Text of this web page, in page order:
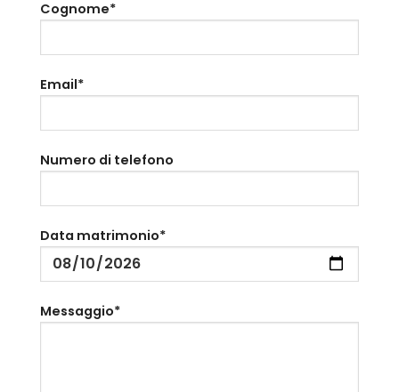
Cognome*
Email*
Numero di telefono
Data matrimonio*
Messaggio*